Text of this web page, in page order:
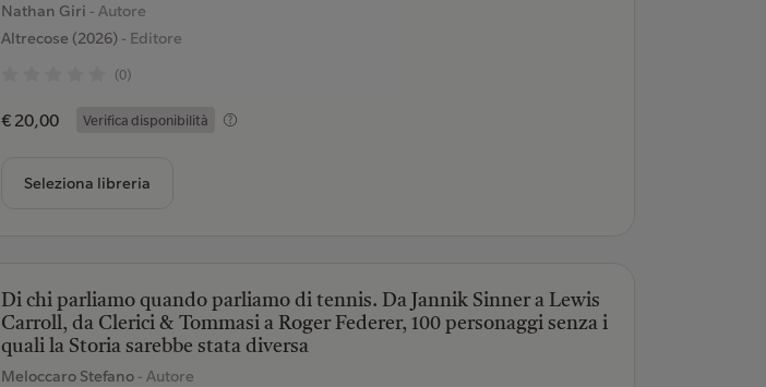
Nathan Giri - Autore
Altrecose (2026)- Editore
(0)
€ 20,00 Verifica disponibilità
Seleziona libreria
Di chi parliamo quando parliamo di tennis. Da Jannik Sinner a Lewis
Carroll, da Clerici & Tommasi a Roger Federer, 100 personaggi senza i
quali la Storia sarebbe stata diversa
Meloccaro Stefano - Autore